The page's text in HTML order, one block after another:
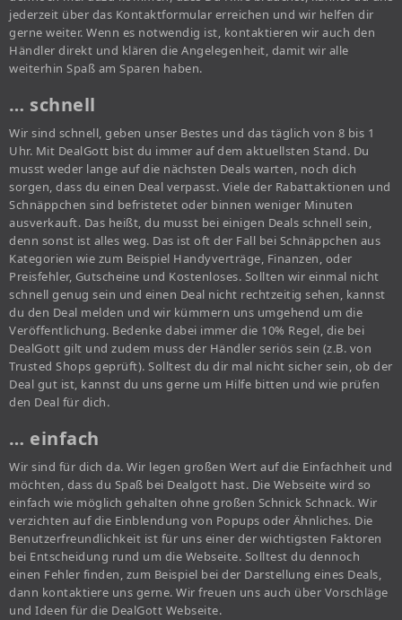
jederzeit über das Kontaktformular erreichen und wir helfen dir
gerne weiter. Wenn es notwendig ist, kontaktieren wir auch den
Händler direkt und klären die Angelegenheit, damit wir alle
weiterhin Spaß am Sparen haben.
… schnell
Wir sind schnell, geben unser Bestes und das täglich von 8 bis 1
Uhr. Mit DealGott bist du immer auf dem aktuellsten Stand. Du
musst weder lange auf die nächsten Deals warten, noch dich
sorgen, dass du einen Deal verpasst. Viele der Rabattaktionen und
Schnäppchen sind befristetet oder binnen weniger Minuten
ausverkauft. Das heißt, du musst bei einigen Deals schnell sein,
denn sonst ist alles weg. Das ist oft der Fall bei Schnäppchen aus
Kategorien wie zum Beispiel Handyverträge, Finanzen, oder
Preisfehler, Gutscheine und Kostenloses. Sollten wir einmal nicht
schnell genug sein und einen Deal nicht rechtzeitig sehen, kannst
du den Deal melden und wir kümmern uns umgehend um die
Veröffentlichung. Bedenke dabei immer die 10% Regel, die bei
DealGott gilt und zudem muss der Händler seriös sein (z.B. von
Trusted Shops geprüft). Solltest du dir mal nicht sicher sein, ob der
Deal gut ist, kannst du uns gerne um Hilfe bitten und wie prüfen
den Deal für dich.
… einfach
Wir sind für dich da. Wir legen großen Wert auf die Einfachheit und
möchten, dass du Spaß bei Dealgott hast. Die Webseite wird so
einfach wie möglich gehalten ohne großen Schnick Schnack. Wir
verzichten auf die Einblendung von Popups oder Ähnliches. Die
Benutzerfreundlichkeit ist für uns einer der wichtigsten Faktoren
bei Entscheidung rund um die Webseite. Solltest du dennoch
einen Fehler finden, zum Beispiel bei der Darstellung eines Deals,
dann kontaktiere uns gerne. Wir freuen uns auch über Vorschläge
und Ideen für die DealGott Webseite.